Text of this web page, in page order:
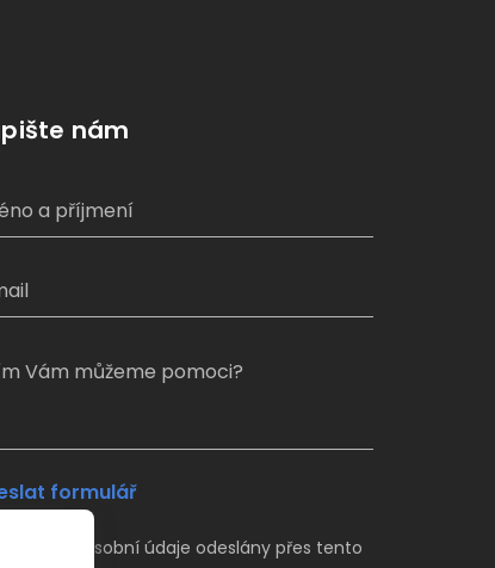
nám
Vám můžeme pomoci?
formulář
Vaše osobní údaje odeslány přes tento